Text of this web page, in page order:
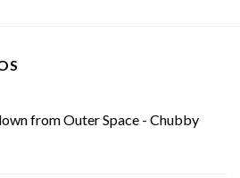
from Outer Space - Chubby